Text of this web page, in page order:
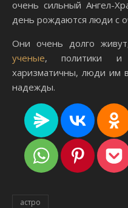
очень сильный Ангел-
день рождаются люди с
Они очень долго
ученые, политики и
харизматичны, люди им
надежды.
астро